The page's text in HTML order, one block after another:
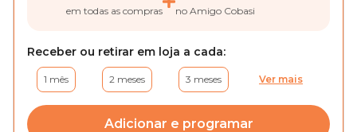
em todas as compras no Amigo Cobasi
Receber ou retirar em loja a cada:
1 mês 2 meses 3 meses Ver mais
Adicionar e programar